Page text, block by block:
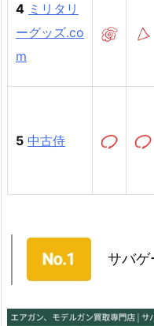
4 ミリタリ
ーグッズ.co
m
5 中古侍
サバゲ